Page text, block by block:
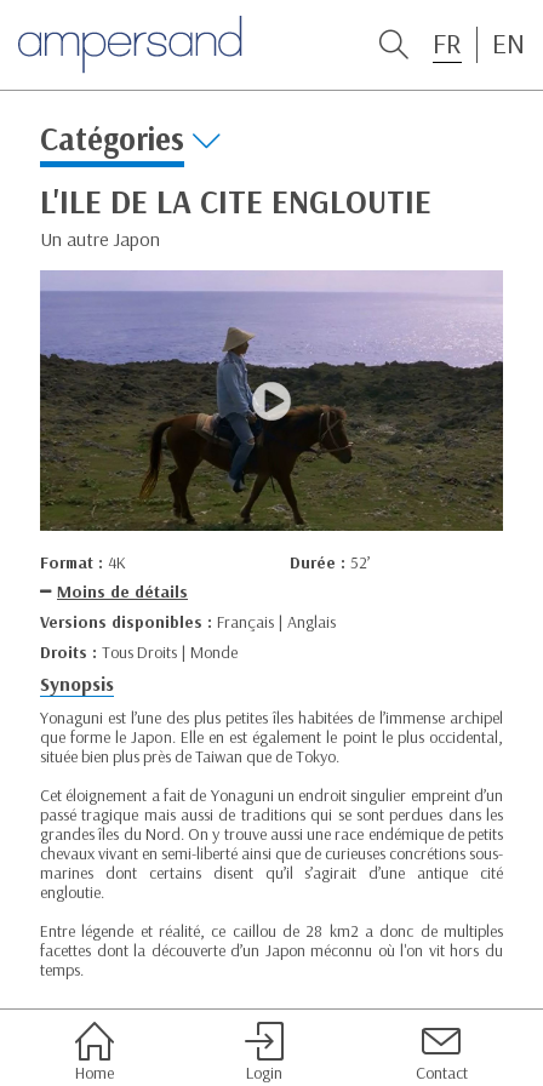
FR EN
Catégories
L'ILE DE LA CITE ENGLOUTIE
Un autre Japon
Format : 4K Durée : 52’
Moins de détails
Versions disponibles : Français | Anglais
Droits : Tous Droits | Monde
Synopsis
Yonaguni est l’une des plus petites îles habitées de l’immense archipel
que forme le Japon. Elle en est également le point le plus occidental,
située bien plus près de Taiwan que de Tokyo.
Cet éloignement a fait de Yonaguni un endroit singulier empreint d’un
passé tragique mais aussi de traditions qui se sont perdues dans les
grandes îles du Nord. On y trouve aussi une race endémique de petits
chevaux vivant en semi-liberté ainsi que de curieuses concrétions sous-
marines dont certains disent qu’il s’agirait d’une antique cité
engloutie.
Entre légende et réalité, ce caillou de 28 km2 a donc de multiples
facettes dont la découverte d’un Japon méconnu où l'on vit hors du
temps.
Home Login Contact